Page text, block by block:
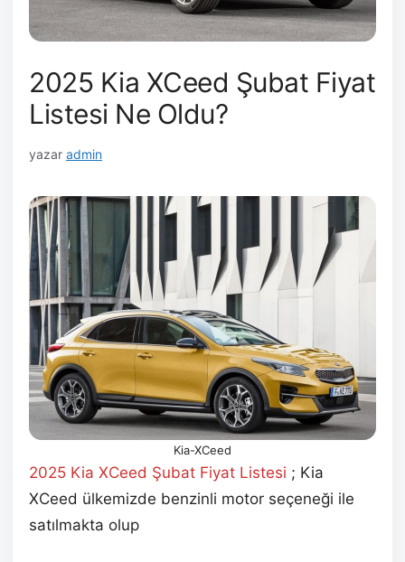
2025 Kia XCeed Şubat Fiyat
Listesi Ne Oldu?
yazar admin
Kia-XCeed
2025 Kia XCeed Şubat Fiyat Listesi ; Kia
XCeed ülkemizde benzinli motor seçeneği ile
satılmakta olup